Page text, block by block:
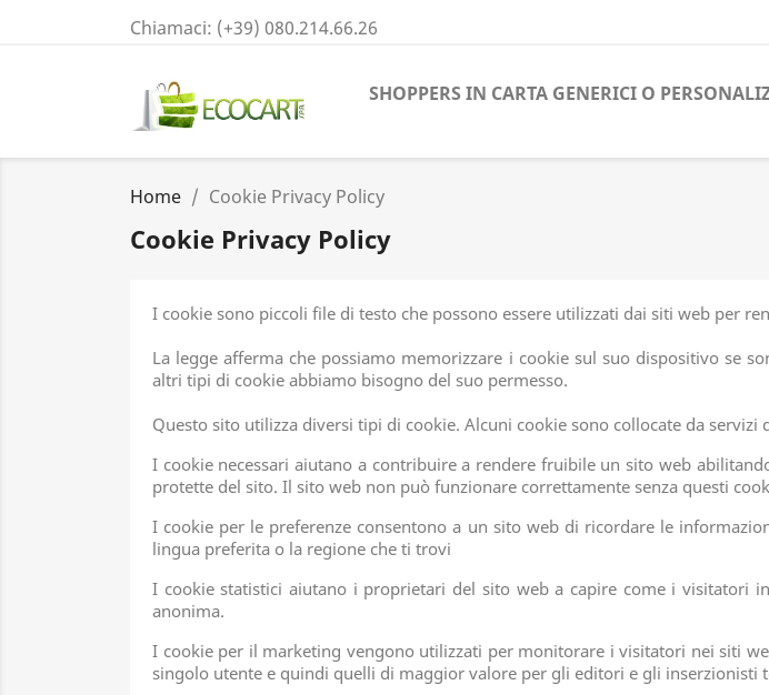
Chiamaci: (+39) 080.214.66.26
SHOPPERS IN CARTA GENERICI O
Home Cookie Privacy Policy
Cookie Privacy Policy
I cookie sono piccoli file di testo che possono essere utilizzati dai siti web per
La legge afferma che possiamo memorizzare i cookie sul suo dispositivo se
altri tipi di cookie abbiamo bisogno del suo permesso.
Questo sito utilizza diversi tipi di cookie. Alcuni cookie sono collocate da
I cookie necessari aiutano a contribuire a rendere fruibile un sito web
protette del sito. Il sito web non può funzionare correttamente senza questi
I cookie per le preferenze consentono a un sito web di ricordare le
lingua preferita o la regione che ti trovi
I cookie statistici aiutano i proprietari del sito web a capire come i visitatori
anonima.
I cookie per il marketing vengono utilizzati per monitorare i visitatori nei siti
singolo utente e quindi quelli di maggior valore per gli editori e gli inserzionisti